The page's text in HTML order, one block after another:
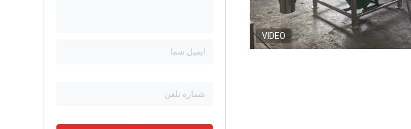
VIDEO